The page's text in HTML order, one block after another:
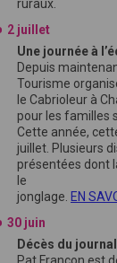
ruraux.
2 juillet
Une journée à
Depuis
Tourisme
le Cabrioleur à
pour les familles
Cette année,
juillet. Plusieurs
présentées dont
le
jonglage. EN
30 juin
Décès du